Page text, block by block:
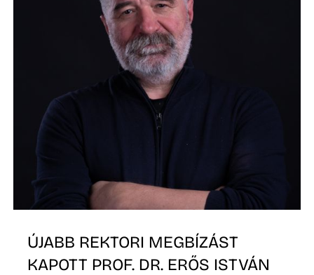
ÚJABB REKTORI MEGBÍZÁST
KAPOTT PROF. DR. ERŐS ISTVÁN